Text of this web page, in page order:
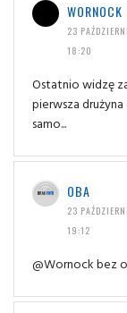
WORNOCK
23
18:20
Ostatnio widzę
pierwsza
samo...
OBA
23
19:12
@Wornock bez